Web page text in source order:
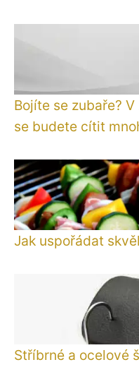
Bojíte se zubaře?
se budete cítit
Jak uspořádat
Stříbrné a ocelové